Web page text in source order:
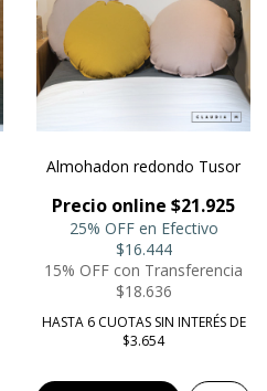
Almohadon redondo Tusor
Precio online $21.925
25% OFF en Efectivo
$16.444
15% OFF con Transferencia
$18.636
HASTA 6 CUOTAS SIN INTERÉS DE
$3.654